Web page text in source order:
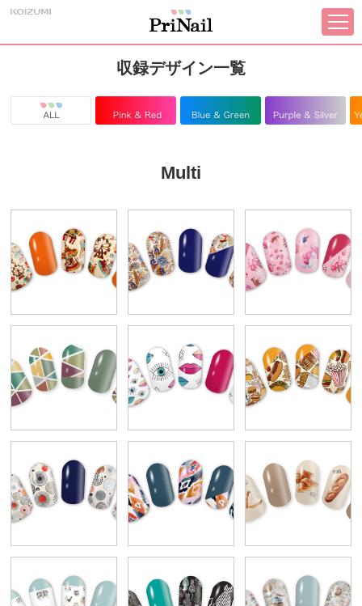
収録デザイン一覧
Multi